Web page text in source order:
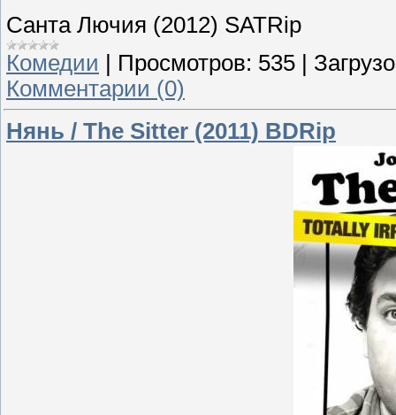
Санта Лючия (2012) SATRip
Комедии
Просмотров: 535
Комментарии (0)
Нянь / The Sitter (2011) BDRip